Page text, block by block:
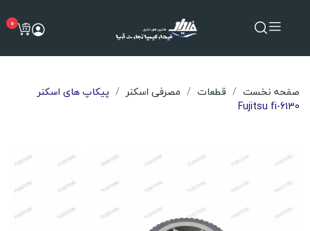
0
صفحه نخست قطعات مصرفی اسکنر
پیکاپ های اسکنر
Fujitsu fi-6130